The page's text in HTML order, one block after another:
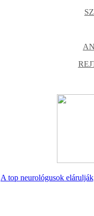
A top neurológusok